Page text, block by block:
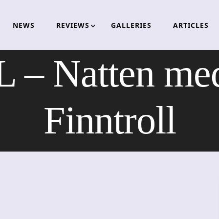
NEWS REVIEWS GALLERIES ARTICLES
Natten
Finntroll